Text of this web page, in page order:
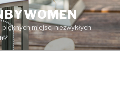
miejsc, niezwykłych